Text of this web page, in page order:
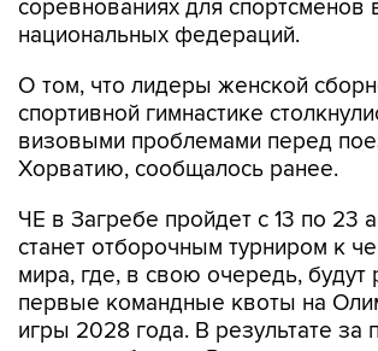
О том, что лидеры женской
визовыми проблемами перед
Хорватию, сообщалось ранее.
ЧЕ в Загребе пройдет с 13 по 23
мира, где, в свою очередь, будут
первые командные квоты на
игры 2028 года. В результате за
женская сборная России
резервным составом.